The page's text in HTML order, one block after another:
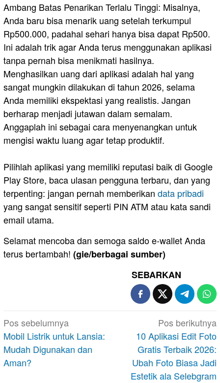
Ambang Batas Penarikan Terlalu Tinggi: Misalnya,
Anda baru bisa menarik uang setelah terkumpul
Rp500.000, padahal sehari hanya bisa dapat Rp500.
Ini adalah trik agar Anda terus menggunakan aplikasi
tanpa pernah bisa menikmati hasilnya.
​Menghasilkan uang dari aplikasi adalah hal yang
sangat mungkin dilakukan di tahun 2026, selama
Anda memiliki ekspektasi yang realistis. Jangan
berharap menjadi jutawan dalam semalam.
Anggaplah ini sebagai cara menyenangkan untuk
mengisi waktu luang agar tetap produktif.
Pilihlah aplikasi yang memiliki reputasi baik di Google
Play Store, baca ulasan pengguna terbaru, dan yang
terpenting: jangan pernah memberikan data pribadi
yang sangat sensitif seperti PIN ATM atau kata sandi
email utama.
​Selamat mencoba dan semoga saldo e-wallet Anda
terus bertambah! (gie/berbagai sumber)
SEBARKAN
Navigasi
pos
Pos sebelumnya
Mobil Listrik untuk Lansia:
Mudah Digunakan dan
Aman?
Pos berikutnya
10 Aplikasi Edit Foto
Gratis Terbaik 2026:
Ubah Foto Biasa Jadi
Estetik ala Selebgram